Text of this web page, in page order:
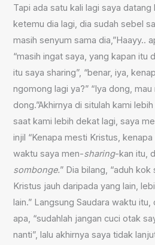
Tapi ada satu kali lagi saya
ketemu dia lagi, dia sudah sebel
masih senyum sama dia,”Haayy..
“masih ingat saya, yang kapan itu
itu saya sharing”, “benar, iya,
ngomong lagi ya?” “Iya dong,
dong.”Akhirnya di situlah kami
saat kami lebih dekat lagi, saya
injil “Kenapa mesti Kristus, kenapa
waktu saya men-sharing-kan itu,
sombonge.” Dia bilang, “aduh
Kristus jauh daripada yang lain,
lain.” Langsung Saudara waktu
apa, “sudahlah jangan cuci otak
nanti”, lalu akhirnya saya tidak